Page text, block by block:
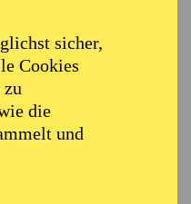
sicher,
Cookies
die
und